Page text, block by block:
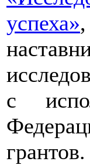
успеха»
с
грантов.